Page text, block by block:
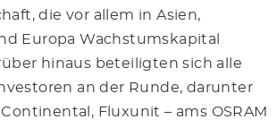
die vor allem in Asien,
Europa Wachstumskapital
hinaus beteiligten sich alle
an der Runde, darunter
Fluxunit – ams OSRAM